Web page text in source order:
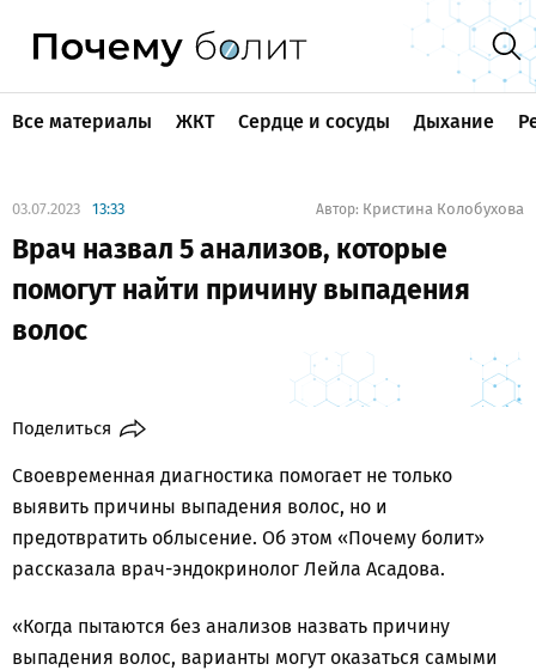
Все материалы ЖКТ Сердце и сосуды Дыхание
03.07.2023 13:33 Автор: Кристина Колобухова
Врач назвал 5 анализов, которые
помогут найти причину выпадения
волос
Поделиться
Своевременная диагностика помогает не только
выявить причины выпадения волос, но и
предотвратить облысение. Об этом «Почему болит»
рассказала врач-эндокринолог Лейла Асадова.
«Когда пытаются без анализов назвать причину
выпадения волос, варианты могут оказаться самыми